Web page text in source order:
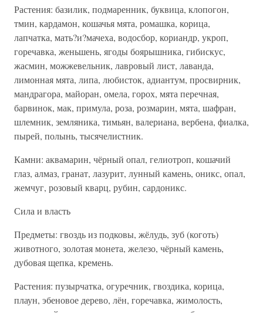
Растения: базилик, подмаренник, буквица, клопогон,
тмин, кардамон, кошачья мята, ромашка, корица,
лапчатка, мать?и?мачеха, водосбор, кориандр, укроп,
горечавка, женьшень, ягоды боярышника, гибискус,
жасмин, можжевельник, лавровый лист, лаванда,
лимонная мята, липа, любисток, адиантум, просвирник,
мандрагора, майоран, омела, горох, мята перечная,
барвинок, мак, примула, роза, розмарин, мята, шафран,
шлемник, земляника, тимьян, валериана, вербена, фиалка,
пырей, полынь, тысячелистник.
Камни: аквамарин, чёрный опал, гелиотроп, кошачий
глаз, алмаз, гранат, лазурит, лунный камень, оникс, опал,
жемчуг, розовый кварц, рубин, сардоникс.
Сила и власть
Предметы: гвоздь из подковы, жёлудь, зуб (коготь)
животного, золотая монета, железо, чёрный камень,
дубовая щепка, кремень.
Растения: пузырчатка, огуречник, гвоздика, корица,
плаун, эбеновое дерево, лён, горечавка, жимолость,